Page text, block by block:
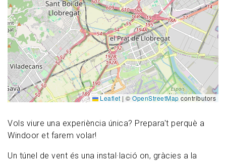
Vols viure una experiència única? Prepara't perquè a
Windoor et farem volar!
Un túnel de vent és una instal·lació on, gràcies a la
Leaflet | © OpenStreetMapcontributors